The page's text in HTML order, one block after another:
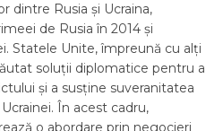
dintre Rusia și Ucraina,
de Rusia în 2014 și
Statele Unite, împreună cu alți
soluții diplomatice pentru a
și a susține suveranitatea
În acest cadru,
o abordare prin negocieri